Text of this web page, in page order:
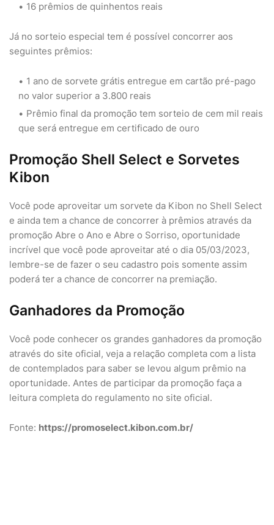
16 prêmios de quinhentos reais
Já no sorteio especial tem é possível concorrer aos
seguintes prêmios:
1 ano de sorvete grátis entregue em cartão pré-pago
no valor superior a 3.800 reais
Prêmio final da promoção tem sorteio de cem mil reais
que será entregue em certificado de ouro
Promoção Shell Select e Sorvetes
Kibon
Você pode aproveitar um sorvete da Kibon no Shell Select
e ainda tem a chance de concorrer à prêmios através da
promoção Abre o Ano e Abre o Sorriso, oportunidade
incrível que você pode aproveitar até o dia 05/03/2023,
lembre-se de fazer o seu cadastro pois somente assim
poderá ter a chance de concorrer na premiação.
Ganhadores da Promoção
Você pode conhecer os grandes ganhadores da promoção
através do site oficial, veja a relação completa com a lista
de contemplados para saber se levou algum prêmio na
oportunidade. Antes de participar da promoção faça a
leitura completa do regulamento no site oficial.
Fonte: https://promoselect.kibon.com.br/